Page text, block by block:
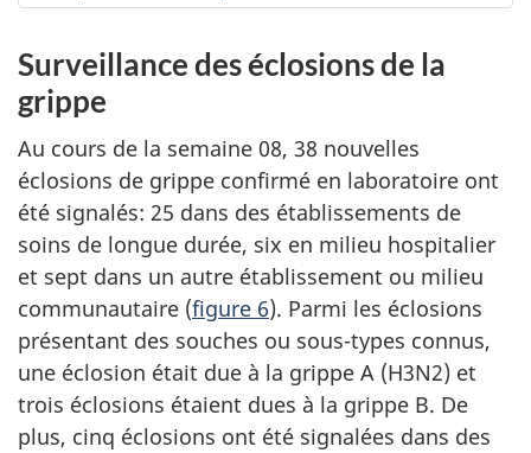
Surveillance des éclosions de la
grippe
Au cours de la semaine 08, 38 nouvelles
éclosions de grippe confirmé en laboratoire ont
été signalés: 25 dans des établissements de
soins de longue durée, six en milieu hospitalier
et sept dans un autre établissement ou milieu
communautaire (figure 6). Parmi les éclosions
présentant des souches ou sous-types connus,
une éclosion était due à la grippe A (H3N2) et
trois éclosions étaient dues à la grippe B. De
plus, cinq éclosions ont été signalées dans des